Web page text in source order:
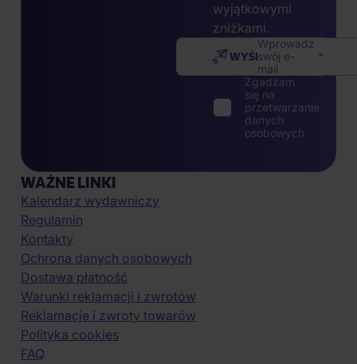
wyjątkowymi
zniżkami.
Wprowadź
swój e-
mail
WYŚLIJ
Zgadzam
się na
przetwarzanie
danych
osobowych
WAŻNE LINKI
Kalendarz wydawniczy
Regulamin
Kontakty
Ochrona danych osobowych
Dostawa płatność
Warunki reklamacji i zwrotów
Reklamacje i zwroty towarów
Polityka cookies
FAQ